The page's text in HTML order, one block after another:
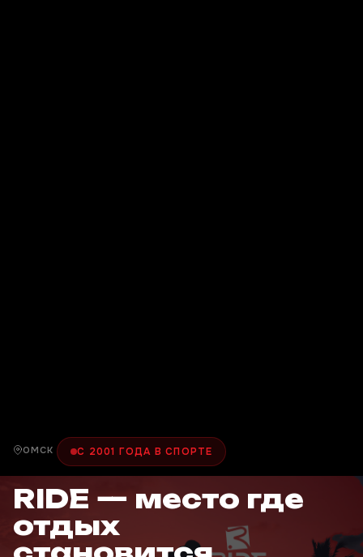
ОМСК С 2001 ГОДА В СПОРТЕ
RIDE — место где
отдых